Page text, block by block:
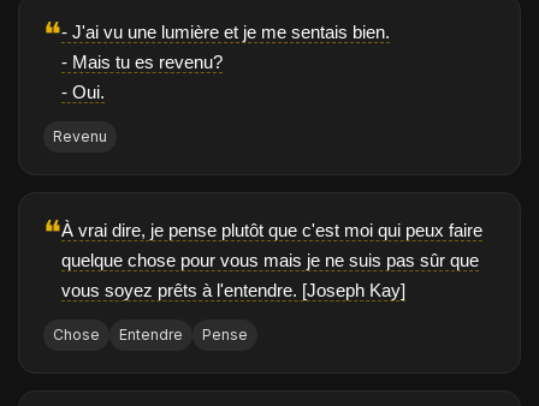
❝- J'ai vu une lumière et je me sentais bien.
- Mais tu es revenu?
- Oui.
Revenu
❝À vrai dire, je pense plutôt que c'est moi qui peux faire
quelque chose pour vous mais je ne suis pas sûr que
vous soyez prêts à l'entendre. [Joseph Kay]
Chose Entendre Pense